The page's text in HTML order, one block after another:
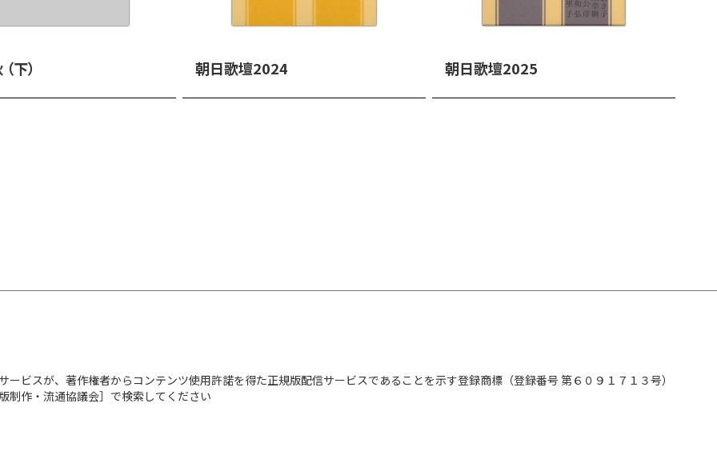
下） 朝日歌壇2024 朝日歌壇2025
ビスが、著作権者からコンテンツ使用許諾を得た正規版配信サービスであることを示す登録商標（登録番号 第６０９１７１３号）
制作・流通協議会］で検索してください